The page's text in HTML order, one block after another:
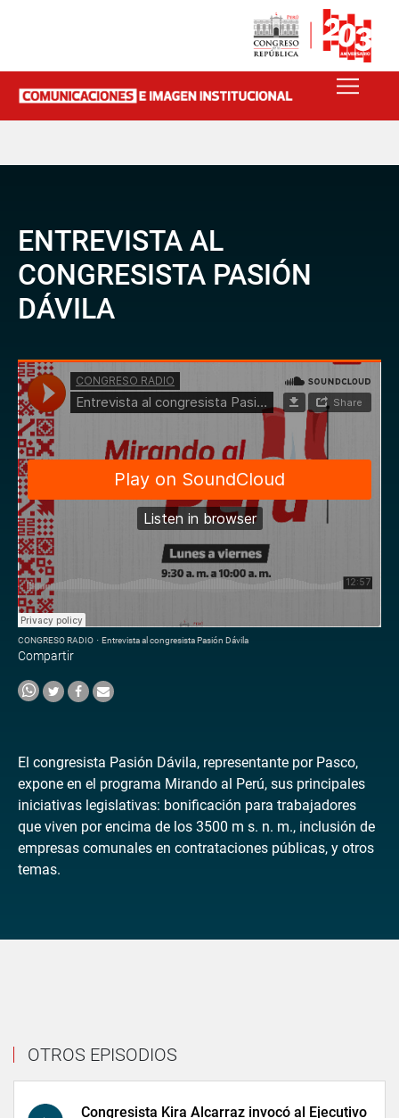
ENTREVISTA AL
CONGRESISTA PASIÓN
DÁVILA
CONGRESO RADIO · Entrevista al congresista Pasión Dávila
Compartir
El congresista Pasión Dávila, representante por Pasco,
expone en el programa Mirando al Perú, sus principales
iniciativas legislativas: bonificación para trabajadores
que viven por encima de los 3500 m s. n. m., inclusión de
empresas comunales en contrataciones públicas, y otros
temas.
OTROS EPISODIOS
Congresista Kira Alcarraz invocó al Ejecutivo